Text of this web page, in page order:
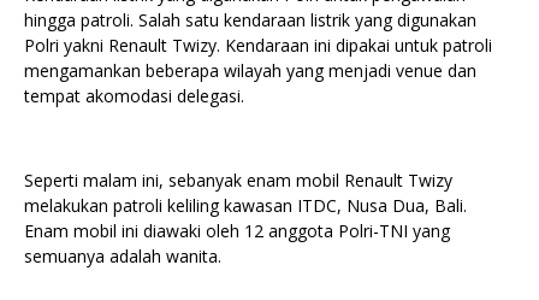
hingga patroli. Salah satu kendaraan listrik yang digunakan
Polri yakni Renault Twizy. Kendaraan ini dipakai untuk patroli
mengamankan beberapa wilayah yang menjadi venue dan
tempat akomodasi delegasi.
Seperti malam ini, sebanyak enam mobil Renault Twizy
melakukan patroli keliling kawasan ITDC, Nusa Dua, Bali.
Enam mobil ini diawaki oleh 12 anggota Polri-TNI yang
semuanya adalah wanita.